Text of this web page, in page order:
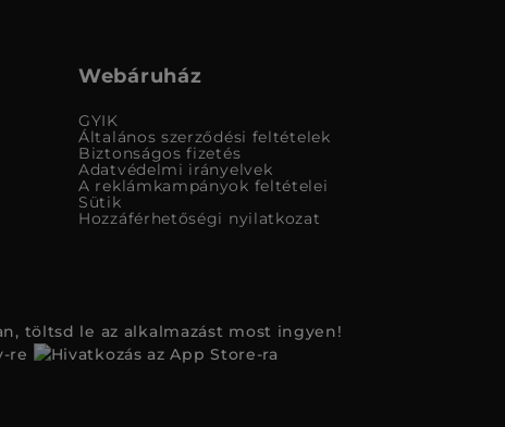
Webáruház
GYIK
Általános szerződési feltételek
Biztonságos fizetés
Adatvédelmi irányelvek
A reklámkampányok feltételei
Sütik
Hozzáférhetőségi nyilatkozat
töltsd le az alkalmazást most ingyen!